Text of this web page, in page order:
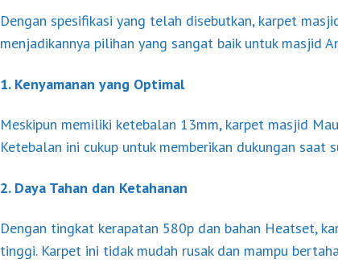
Dengan spesifikasi yang telah disebutkan, karpet
menjadikannya pilihan yang sangat baik untuk masjid
1. Kenyamanan yang Optimal
Meskipun memiliki ketebalan 13mm, karpet masjid
Ketebalan ini cukup untuk memberikan dukungan
2. Daya Tahan dan Ketahanan
Dengan tingkat kerapatan 580p dan bahan Heatset,
tinggi. Karpet ini tidak mudah rusak dan mampu